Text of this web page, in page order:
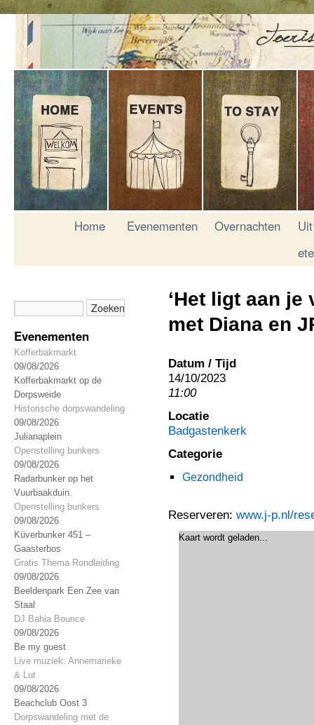
Home Evenementen Overnachten
Uit
Evenementen
Kofferbakmarkt
09/08/2026
Kofferbakmarkt op de
Dorpsweide
Historische dorpswandeling
09/08/2026
Julianaplein
Openstelling bunkers
09/08/2026
Radarbunker op het
Vuurbaakduin.
Openstelling bunkers
09/08/2026
Küverbunker 451 –
Gaasterbos
Gratis Thema Rondleiding
09/08/2026
Beeldenpark Een Zee van
Staal
DJ Bahia Bounce
09/08/2026
Be my guest
Live muziek: Annemarieke
& Lut
09/08/2026
Beachclub Oost 3
Dorpswandeling met de
‘Het ligt aan je
met Diana en
Datum / Tijd
14/10/2023
11:00
Locatie
Badgastenkerk
Categorie
Gezondheid
Reserveren: www.j-p.nl/
Kaart wordt geladen...